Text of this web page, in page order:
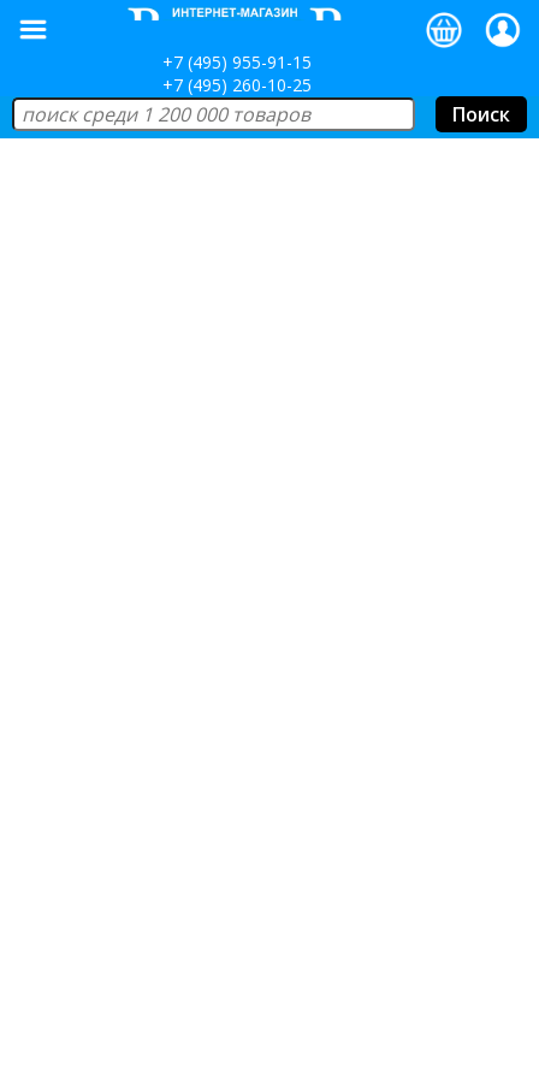
+7 (495) 955-91-15
+7 (495) 260-10-25